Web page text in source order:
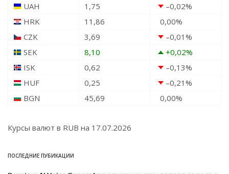
UAH
1,75 –0,02%
HRK
11,86 0,00%
CZK
3,69 –0,01%
SEK
8,10 +0,02%
ISK
0,62 –0,13%
HUF
0,25 –0,21%
BGN
45,69 0,00%
Курсы валют в RUB на 17.07.2026
ПОСЛЕДНИЕ ПУБИКАЦИИ